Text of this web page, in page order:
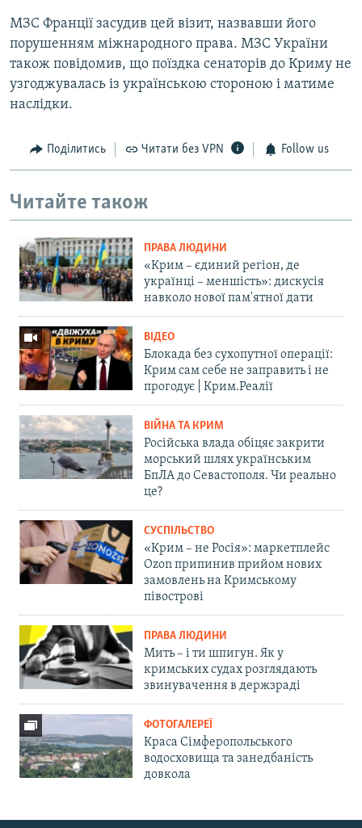
МЗС Франції засудив цей візит, назвавши його
порушенням міжнародного права. МЗС України
також повідомив, що поїздка сенаторів до Криму не
узгоджувалась із українською стороною і матиме
наслідки.
Поділитись Читати без VPN Follow us
Читайте також
ПРАВА ЛЮДИНИ
«Крим – єдиний регіон, де
українці – меншість»: дискусія
навколо нової пам'ятної дати
ВІДЕО
Блокада без сухопутної операції:
Крим сам себе не заправить і не
прогодує | Крим.Реалії
ВІЙНА ТА КРИМ
Російська влада обіцяє закрити
морський шлях українським
БпЛА до Севастополя. Чи реально
це?
СУСПІЛЬСТВО
«Крим – не Росія»: маркетплейс
Ozon припинив прийом нових
замовлень на Кримському
півострові
ПРАВА ЛЮДИНИ
Мить – і ти шпигун. Як у
кримських судах розглядають
звинувачення в держзраді
ФОТОГАЛЕРЕЇ
Краса Сімферопольського
водосховища та занедбаність
довкола